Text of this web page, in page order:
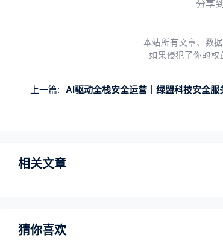
分享到
本站所有文章、数
如果侵犯了你的权
上一篇: AI驱动全栈安全运营｜绿盟科技安全服务能力再
相关文章
猜你喜欢